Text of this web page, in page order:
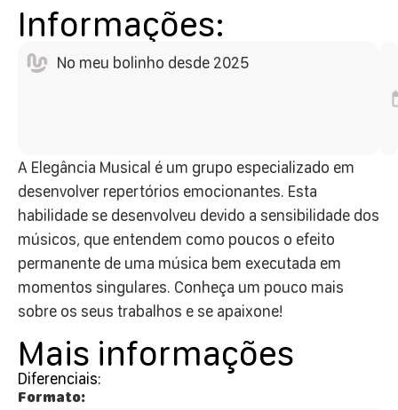
Informações:
No meu bolinho desde 2025
A Elegância Musical é um grupo especializado em
desenvolver repertórios emocionantes. Esta
habilidade se desenvolveu devido a sensibilidade dos
músicos, que entendem como poucos o efeito
permanente de uma música bem executada em
momentos singulares. Conheça um pouco mais
sobre os seus trabalhos e se apaixone!
Mais informações
Diferenciais:
Formato: